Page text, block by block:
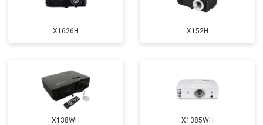
X1626H X152H
X138WH X1385WH